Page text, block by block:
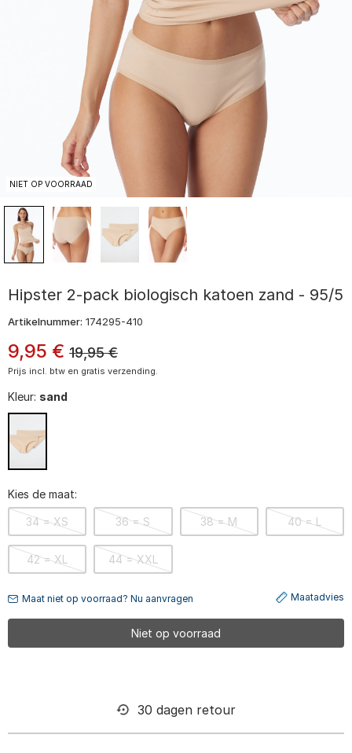
NIET OP VOORRAAD
Hipster 2-pack biologisch katoen zand - 95/5
Artikelnummer: 174295-410
9,95 € 19,95€
Prijs incl. btw en gratis verzending.
Kleur: sand
Kies de maat:
34 = XS 36 = S 38 = M 40 = L
42 = XL 44 = XXL
Maat niet op voorraad? Nu aanvragen Maatadvies
Niet op voorraad
30 dagen retour